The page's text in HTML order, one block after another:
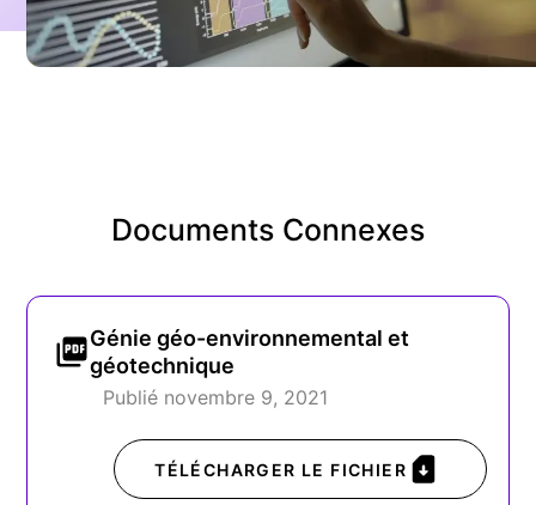
Documents Connexes
Génie géo-environnemental et
géotechnique
Publié novembre 9, 2021
TÉLÉCHARGER LE FICHIER